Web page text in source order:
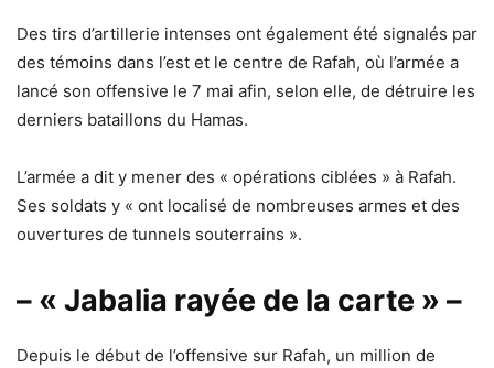
Des tirs d’artillerie intenses ont également été signalés par
des témoins dans l’est et le centre de Rafah, où l’armée a
lancé son offensive le 7 mai afin, selon elle, de détruire les
derniers bataillons du Hamas.
L’armée a dit y mener des « opérations ciblées » à Rafah.
Ses soldats y « ont localisé de nombreuses armes et des
ouvertures de tunnels souterrains ».
– « Jabalia rayée de la carte » –
Depuis le début de l’offensive sur Rafah, un million de